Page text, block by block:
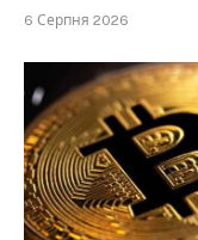
6 Серпня 2026